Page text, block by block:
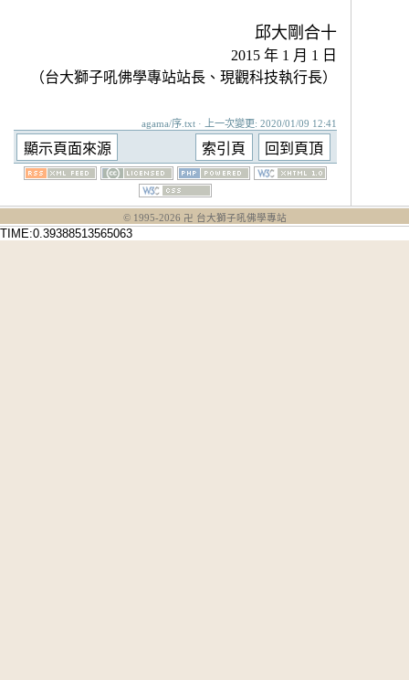
邱大剛合十
2015 年 1 月 1 日
（台大獅子吼佛學專站站長、現觀科技執行長）
agama/序.txt · 上一次變更: 2020/01/09 12:41
© 1995-2026 卍 台大獅子吼佛學專站
TIME:0.39388513565063